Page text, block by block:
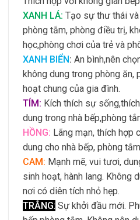
XANH LÁ: Tạo sự thư thái
phòng tắm, phòng điều trị,
học,phòng chơi của trẻ và
XANH BIỂN: An bình,nên
không dung trong phòng ăn,
hoạt chung của gia đình.
TÍM: Kích thích sự
dung trong nhà bếp,phòng
HỒNG: Lãng mạn, thích hợp
dung cho nhà bếp, phòng
CAM: Mạnh mẽ, vui tươi,
sinh hoạt, hành lang. Không
nơi có diên tích nhỏ hẹp.
TRẮNG: Sự khởi đầu mới.